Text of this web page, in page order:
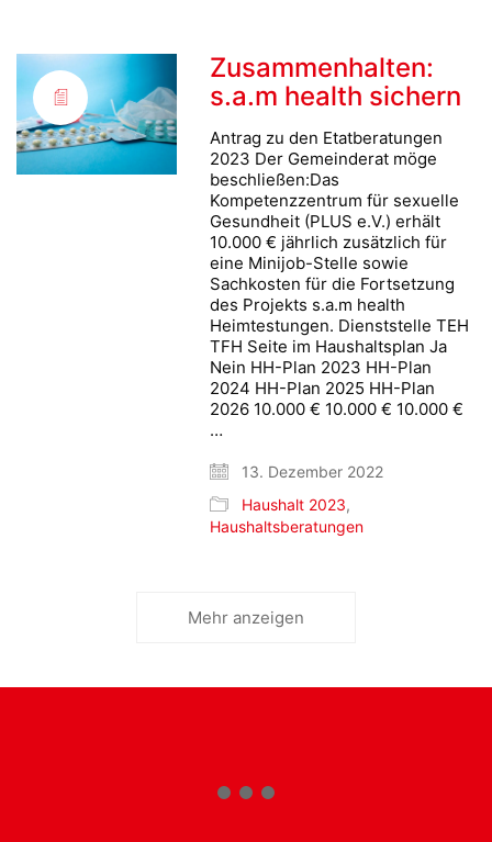
Zusammenhalten:
s.a.m health sichern
Antrag zu den Etatberatungen
2023 Der Gemeinderat möge
beschließen:Das
Kompetenzzentrum für sexuelle
Gesundheit (PLUS e.V.) erhält
10.000 € jährlich zusätzlich für
eine Minijob-Stelle sowie
Sachkosten für die Fortsetzung
des Projekts s.a.m health
Heimtestungen. Dienststelle TEH
TFH Seite im Haushaltsplan Ja
Nein HH-Plan 2023 HH-Plan
2024 HH-Plan 2025 HH-Plan
2026 10.000 € 10.000 € 10.000 €
…
13. Dezember 2022
Haushalt 2023,
Haushaltsberatungen
Mehr anzeigen